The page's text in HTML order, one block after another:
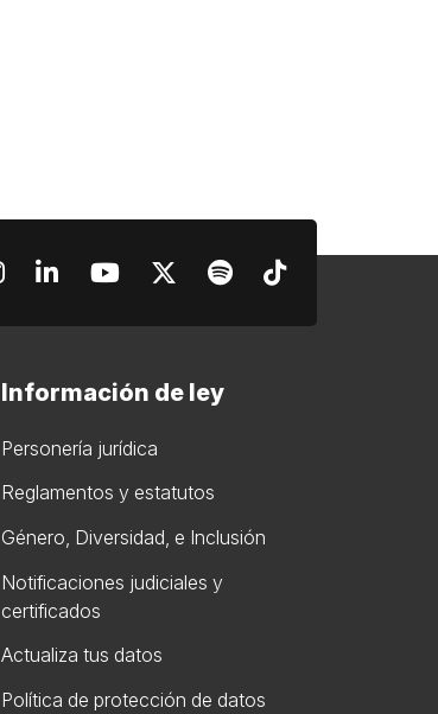
Información de ley
Personería jurídica
Reglamentos y estatutos
Género, Diversidad, e Inclusión
Notificaciones judiciales y
certificados
Actualiza tus datos
Política de protección de datos